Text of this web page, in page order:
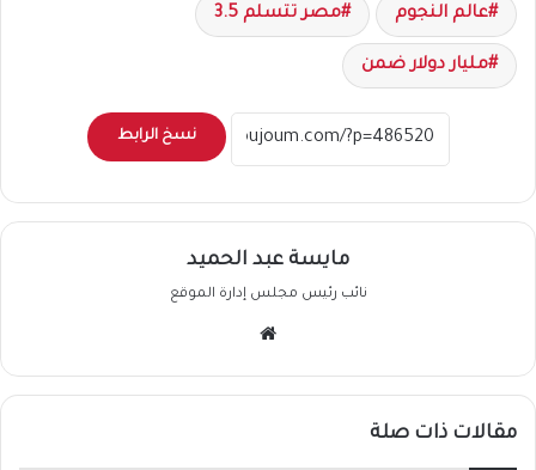
عالم النجوم مصر تتسلم 3.5
مليار دولار ضمن
نسخ الرابط
مايسة عبد الحميد
نائب رئيس مجلس إدارة الموقع
مقالات ذات صلة